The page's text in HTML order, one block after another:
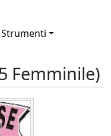
Strumenti
Femminile)